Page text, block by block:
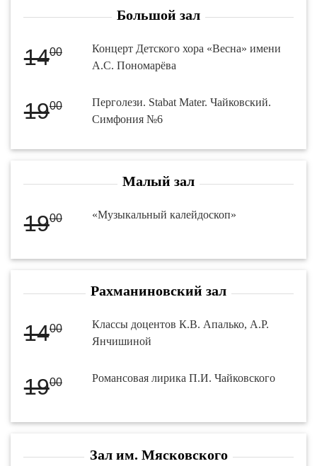
Большой зал
1400
Концерт Детского хора «Весна» имени
А.С. Пономарёва
1900
Перголези. Stabat Mater. Чайковский.
Симфония №6
Малый зал
1900 «Музыкальный калейдоскоп»
Рахманиновский зал
1400
Классы доцентов К.В. Апалько, А.Р.
Янчишиной
1900 Романсовая лирика П.И. Чайковского
Зал им. Мясковского